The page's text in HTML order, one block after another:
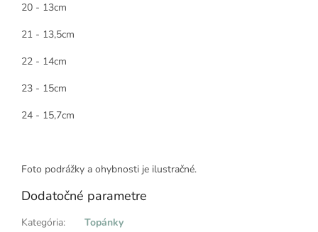
20 - 13cm
21 - 13,5cm
22 - 14cm
23 - 15cm
24 - 15,7cm
Foto podrážky a ohybnosti je ilustračné.
Dodatočné parametre
Kategória:
Topánky